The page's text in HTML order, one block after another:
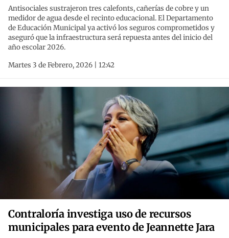
Antisociales sustrajeron tres calefonts, cañerías de cobre y un
medidor de agua desde el recinto educacional. El Departamento
de Educación Municipal ya activó los seguros comprometidos y
aseguró que la infraestructura será repuesta antes del inicio del
año escolar 2026.
Martes 3 de Febrero, 2026 | 12:42
Contraloría investiga uso de recursos
municipales para evento de Jeannette Jara